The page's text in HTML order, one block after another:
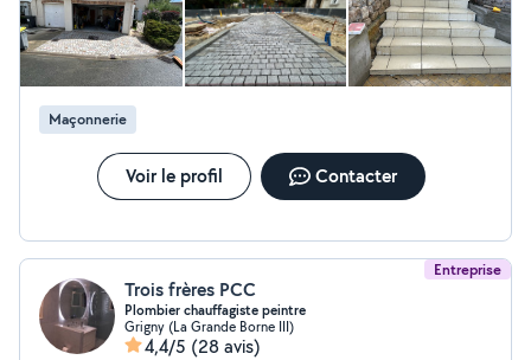
Maçonnerie
Voir le profil Contacter
Entreprise
Trois frères PCC
Plombier chauffagiste peintre
Grigny (La Grande Borne III)
4,4/5 (28 avis)